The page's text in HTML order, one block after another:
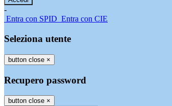
-
Entra con SPID Entra con CIE
Seleziona utente
button close ×
Recupero password
button close ×